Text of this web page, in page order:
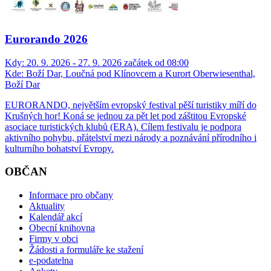
Eurorando 2026
Kdy: 20. 9. 2026 - 27. 9. 2026 začátek od 08:00
Kde: Boží Dar, Loučná pod Klínovcem a Kurort Oberwiesenthal,
Boží Dar
EURORANDO, největším evropský festival pěší turistiky míří do
Krušných hor! Koná se jednou za pět let pod záštitou Evropské
asociace turistických klubů (ERA). Cílem festivalu je podpora
aktivního pohybu, přátelství mezi národy a poznávání přírodního i
kulturního bohatství Evropy.
OBČAN
Informace pro občany
Aktuality
Kalendář akcí
Obecní knihovna
Firmy v obci
Žádosti a formuláře ke stažení
e-podatelna